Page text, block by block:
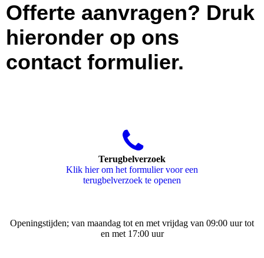
Offerte aanvragen? Druk
hieronder op ons
contact formulier.
Terugbelverzoek
Klik hier om het formulier voor een
terugbelverzoek te openen
Openingstijden; van maandag tot en met vrijdag van 09:00 uur tot
en met 17:00 uur